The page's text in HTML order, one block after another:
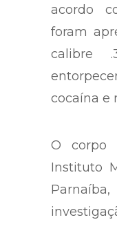
acordo
foram
calibre
cocaína e
O corpo
Instituto